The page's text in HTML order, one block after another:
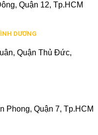
Quận 12, Tp.HCM
DƯƠNG
Quận Thủ Đức,
Phong, Quận 7, Tp.HCM